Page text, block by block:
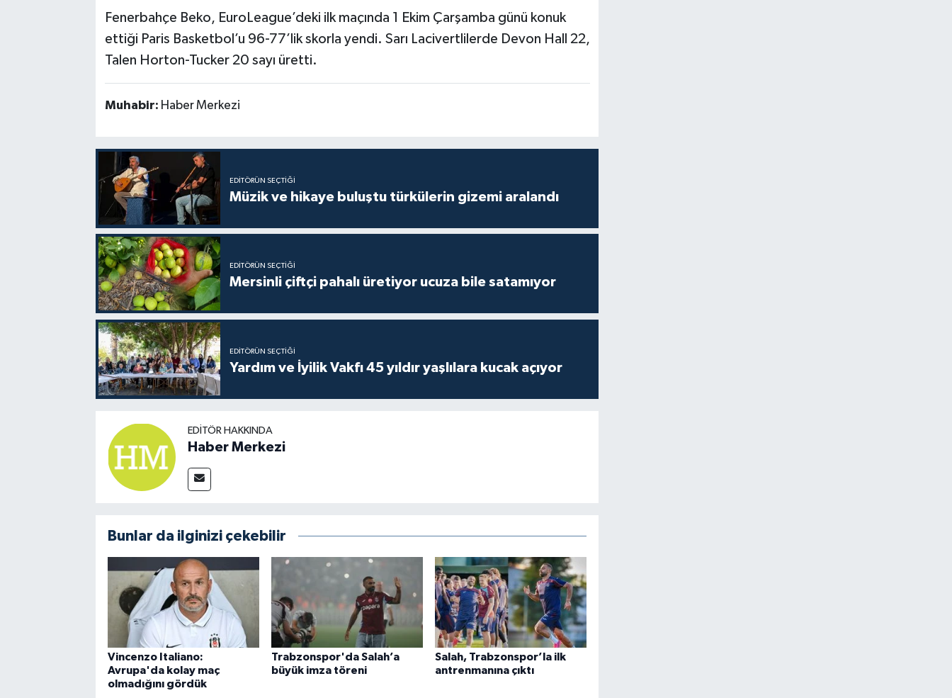
Fenerbahçe Beko, EuroLeague’deki ilk maçında 1 Ekim Çarşamba günü konuk
ettiği Paris Basketbol’u 96-77’lik skorla yendi. Sarı Lacivertlilerde Devon Hall 22,
Talen Horton-Tucker 20 sayı üretti.
Muhabir: Haber Merkezi
EDITÖRÜN SEÇTIĞI
Müzik ve hikaye buluştu türkülerin gizemi aralandı
EDITÖRÜN SEÇTIĞI
Mersinli çiftçi pahalı üretiyor ucuza bile satamıyor
EDITÖRÜN SEÇTIĞI
Yardım ve İyilik Vakfı 45 yıldır yaşlılara kucak açıyor
EDITÖR HAKKINDA
Haber Merkezi
Bunlar da ilginizi çekebilir
Vincenzo Italiano:
Avrupa'da kolay maç
olmadığını gördük
Trabzonspor'da Salah’a
büyük imza töreni
Salah, Trabzonspor’la ilk
antrenmanına çıktı